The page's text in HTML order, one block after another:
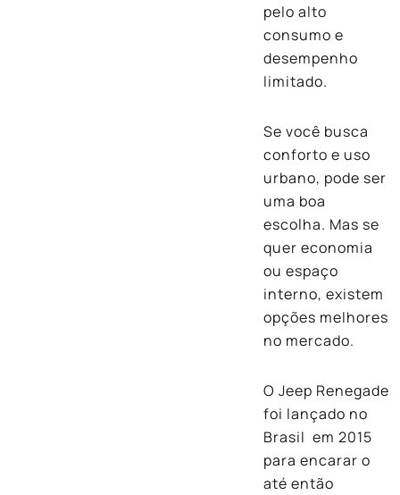
pelo alto
consumo e
desempenho
limitado.
Se você busca
conforto e uso
urbano, pode ser
uma boa
escolha. Mas se
quer economia
ou espaço
interno, existem
opções melhores
no mercado.
O Jeep Renegade
foi lançado no
Brasil em 2015
para encarar o
até então